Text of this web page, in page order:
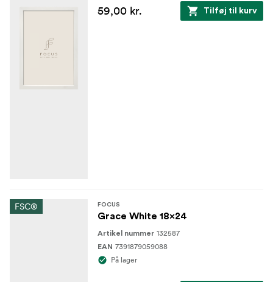
59,00 kr. Tilføj til kurv
FSC® FOCUS
Grace White 18x24
Artikel nummer 132587
EAN 7391879059088
På lager